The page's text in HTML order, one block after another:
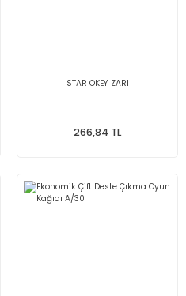
STAR OKEY ZARI
266,84 TL